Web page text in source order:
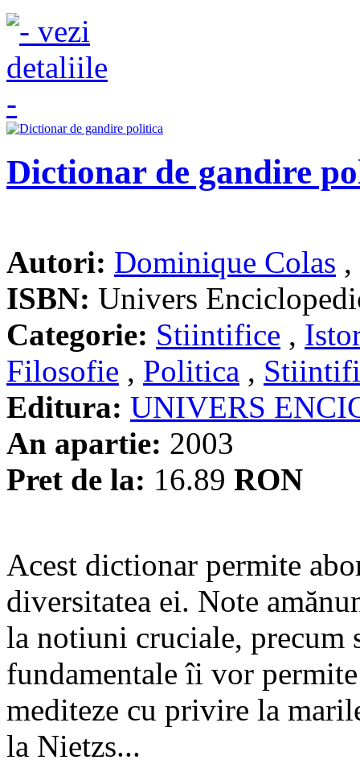
Dictionar de gandire
Autori: Dominique Colas ,
ISBN: Univers
Categorie: Stiintifice ,
Filosofie , Politica ,
Editura: UNIVERS
An apartie: 2003
Pret de la: 16.89 RON
Acest dictionar permite
diversitatea ei. Note
la notiuni cruciale, precum
fundamentale îi vor
mediteze cu privire la
la Nietzs...